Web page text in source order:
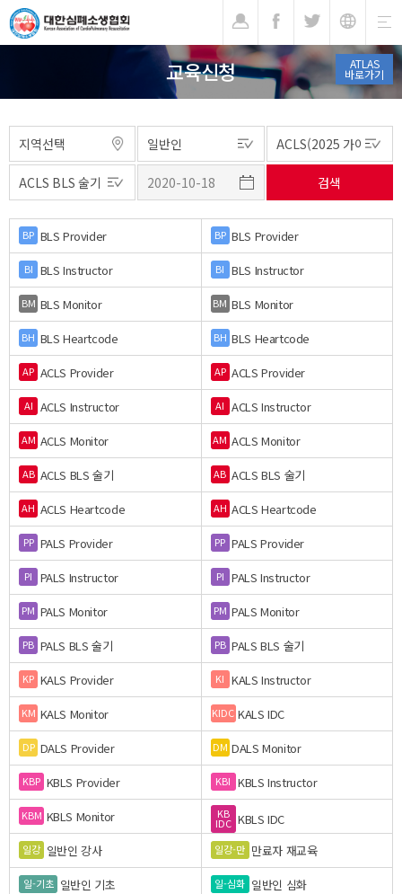
ATLAS
바로가기
교육신청
BP BLS Provider BP BLS Provider
BI BLS Instructor BI BLS Instructor
BM BLS Monitor BM BLS Monitor
BH BLS Heartcode BH BLS Heartcode
AP ACLS Provider AP ACLS Provider
AI ACLS Instructor AI ACLS Instructor
AM ACLS Monitor AM ACLS Monitor
AB ACLS BLS 술기 AB ACLS BLS 술기
AH ACLS Heartcode AH ACLS Heartcode
PP PALS Provider PP PALS Provider
PI PALS Instructor PI PALS Instructor
PM PALS Monitor PM PALS Monitor
PB PALS BLS 술기 PB PALS BLS 술기
KP KALS Provider KI KALS Instructor
KM KALS Monitor KIDC KALS IDC
DP DALS Provider DM DALS Monitor
KBP KBLS Provider KBI KBLS Instructor
KBM KBLS Monitor KB
IDC KBLS IDC
일강 일반인 강사 일강-만 만료자 재교육
일-기초 일반인 기초 일-심화 일반인 심화